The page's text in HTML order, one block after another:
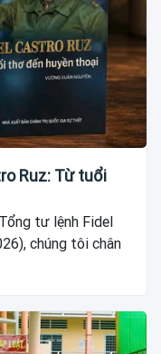
Ruz: Từ tuổi
tư lệnh Fidel
chúng tôi chân